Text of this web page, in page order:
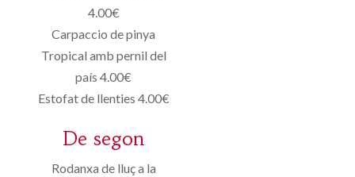
4.00€
Carpaccio de pinya
Tropical amb pernil del
país 4.00€
Estofat de llenties 4.00€
De segon
Rodanxa de lluç a la